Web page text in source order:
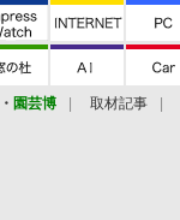
・ 園芸博 取材記事